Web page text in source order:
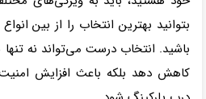
بتوانید بهترین انتخاب را از بین
باشید. انتخاب درست می‌تواند نه
کاهش دهد بلکه باعث افزایش امنیت